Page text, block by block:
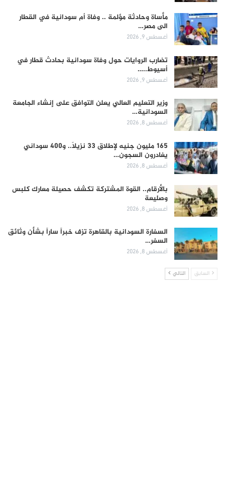
مأساة وحادثة مؤلمة .. وفاة أم سودانية في القطار
الى مصر…
أغسطس 9, 2026
تضارب الروايات حول وفاة سودانية بحادث قطار في
أسيوط..…
أغسطس 9, 2026
وزير التعليم العالي يعلن التوافق على إنشاء الجامعة
السودانية…
أغسطس 8, 2026
165 مليون جنيه لإطلاق 33 نزيلاً.. و400 سوداني
يغادرون السجون…
أغسطس 8, 2026
بالأرقام.. القوة المشتركة تكشف حصيلة معارك كلبس
وصليعة
أغسطس 8, 2026
السفارة السودانية بالقاهرة تزف خبراً ساراً بشأن وثائق
السفر…
أغسطس 8, 2026
السابق التالي